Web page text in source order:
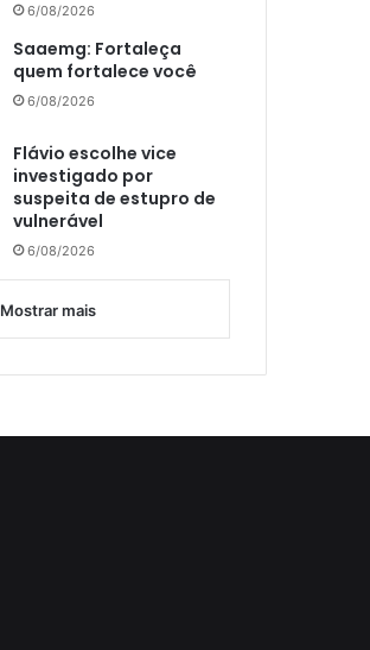
6/08/2026
Saaemg: Fortaleça
quem fortalece você
6/08/2026
Flávio escolhe vice
investigado por
suspeita de estupro de
vulnerável
6/08/2026
Mostrar mais